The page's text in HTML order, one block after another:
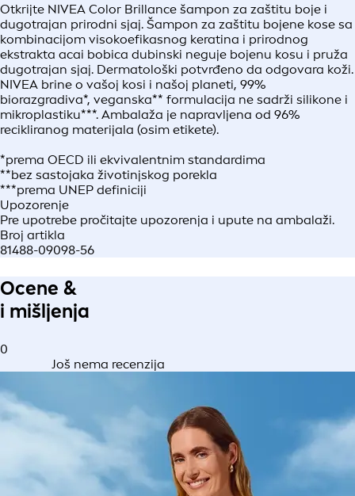
Otkrijte NIVEA Color Brillance šampon za zaštitu boje i
dugotrajan prirodni sjaj. Šampon za zaštitu bojene kose sa
kombinacijom visokoefikasnog keratina i prirodnog
ekstrakta acai bobica dubinski neguje bojenu kosu i pruža
dugotrajan sjaj. Dermatološki potvrđeno da odgovara koži.
NIVEA brine o vašoj kosi i našoj planeti, 99%
biorazgradiva*, veganska** formulacija ne sadrži silikone i
mikroplastiku***. Ambalaža je napravljena od 96%
recikliranog materijala (osim etikete).
*prema OECD ili ekvivalentnim standardima
**bez sastojaka životinjskog porekla
***prema UNEP definiciji
Upozorenje
Pre upotrebe pročitajte upozorenja i upute na ambalaži.
Broj artikla
81488-09098-56
Ocene &
i mišljenja
0
Još nema recenzija